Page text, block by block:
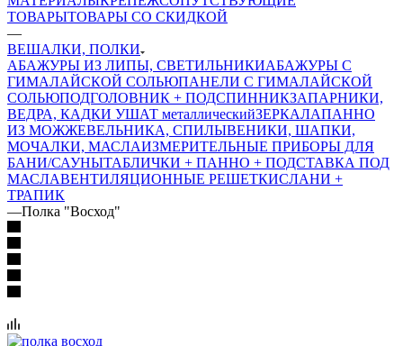
ТОВАРЫТОВАРЫ СО СКИДКОЙ
—
ВЕШАЛКИ, ПОЛКИ
АБАЖУРЫ ИЗ ЛИПЫ, СВЕТИЛЬНИКИАБАЖУРЫ С
ГИМАЛАЙСКОЙ СОЛЬЮПАНЕЛИ С ГИМАЛАЙСКОЙ
СОЛЬЮПОДГОЛОВНИК + ПОДСПИННИКЗАПАРНИКИ,
ВЕДРА, КАДКИ УШАТ металлическийЗЕРКАЛАПАННО
ИЗ МОЖЖЕВЕЛЬНИКА, СПИЛЫВЕНИКИ, ШАПКИ,
МОЧАЛКИ, МАСЛАИЗМЕРИТЕЛЬНЫЕ ПРИБОРЫ ДЛЯ
БАНИ/САУНЫТАБЛИЧКИ + ПАННО + ПОДСТАВКА ПОД
МАСЛАВЕНТИЛЯЦИОННЫЕ РЕШЕТКИСЛАНИ +
ТРАПИК
—Полка "Восход"